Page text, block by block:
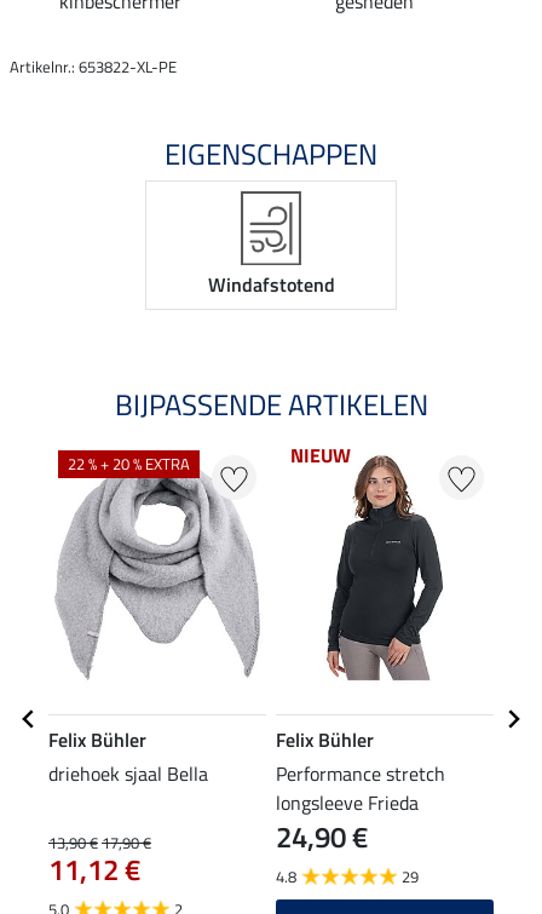
Artikelnr.: 653822-XL-PE
EIGENSCHAPPEN
Windafstotend
BIJPASSENDE ARTIKELEN
22 % + 20 % EXTRA
Felix Bühler
driehoek sjaal Bella
13,90 €17,90 €
11,12 €
NIEUW
Felix Bühler
Performance stretch
longsleeve Frieda
24,90 €
4.8 29